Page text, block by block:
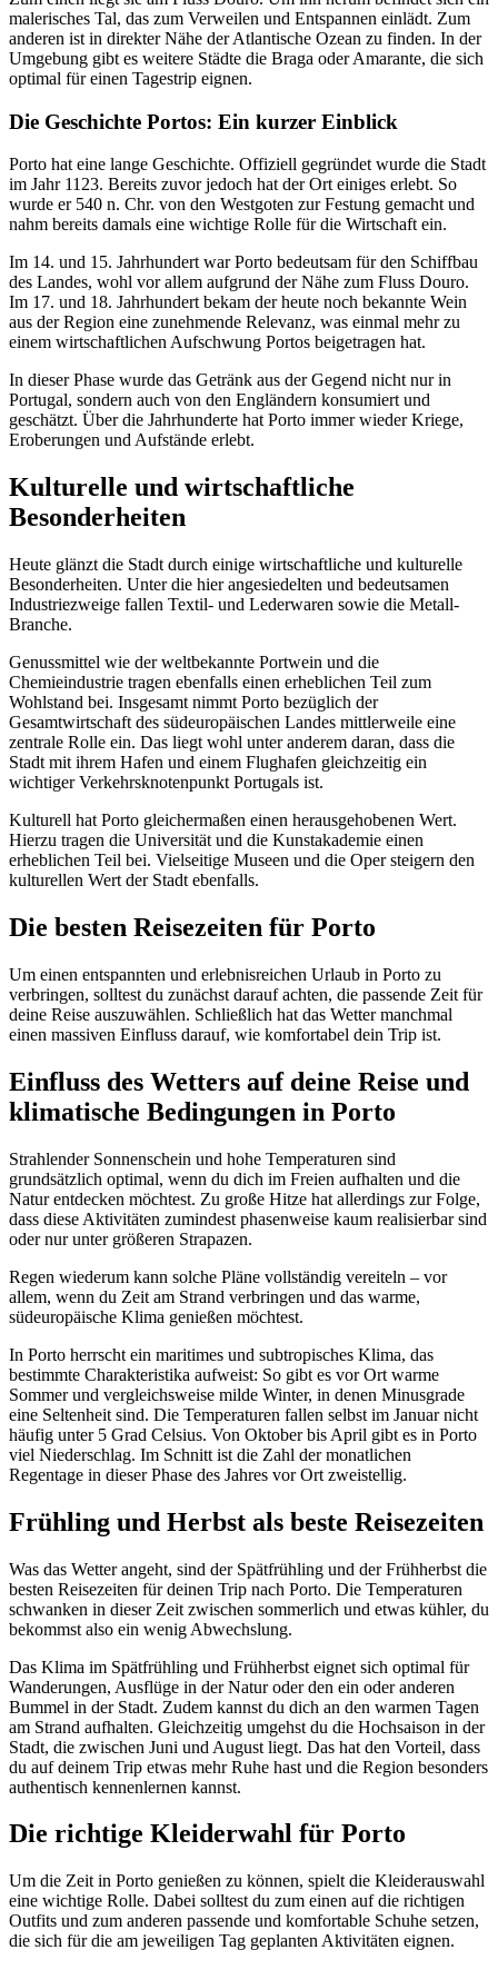
malerisches Tal, das zum Verweilen und Entspannen einlädt. Zum
anderen ist in direkter Nähe der Atlantische Ozean zu finden. In der
Umgebung gibt es weitere Städte die Braga oder Amarante, die sich
optimal für einen Tagestrip eignen.
Die Geschichte Portos: Ein kurzer Einblick
Porto hat eine lange Geschichte. Offiziell gegründet wurde die Stadt
im Jahr 1123. Bereits zuvor jedoch hat der Ort einiges erlebt. So
wurde er 540 n. Chr. von den Westgoten zur Festung gemacht und
nahm bereits damals eine wichtige Rolle für die Wirtschaft ein.
Im 14. und 15. Jahrhundert war Porto bedeutsam für den Schiffbau
des Landes, wohl vor allem aufgrund der Nähe zum Fluss Douro.
Im 17. und 18. Jahrhundert bekam der heute noch bekannte Wein
aus der Region eine zunehmende Relevanz, was einmal mehr zu
einem wirtschaftlichen Aufschwung Portos beigetragen hat.
In dieser Phase wurde das Getränk aus der Gegend nicht nur in
Portugal, sondern auch von den Engländern konsumiert und
geschätzt. Über die Jahrhunderte hat Porto immer wieder Kriege,
Eroberungen und Aufstände erlebt.
Kulturelle und wirtschaftliche
Besonderheiten
Heute glänzt die Stadt durch einige wirtschaftliche und kulturelle
Besonderheiten. Unter die hier angesiedelten und bedeutsamen
Industriezweige fallen Textil- und Lederwaren sowie die Metall-
Branche.
Genussmittel wie der weltbekannte Portwein und die
Chemieindustrie tragen ebenfalls einen erheblichen Teil zum
Wohlstand bei. Insgesamt nimmt Porto bezüglich der
Gesamtwirtschaft des südeuropäischen Landes mittlerweile eine
zentrale Rolle ein. Das liegt wohl unter anderem daran, dass die
Stadt mit ihrem Hafen und einem Flughafen gleichzeitig ein
wichtiger Verkehrsknotenpunkt Portugals ist.
Kulturell hat Porto gleichermaßen einen herausgehobenen Wert.
Hierzu tragen die Universität und die Kunstakademie einen
erheblichen Teil bei. Vielseitige Museen und die Oper steigern den
kulturellen Wert der Stadt ebenfalls.
Die besten Reisezeiten für Porto
Um einen entspannten und erlebnisreichen Urlaub in Porto zu
verbringen, solltest du zunächst darauf achten, die passende Zeit für
deine Reise auszuwählen. Schließlich hat das Wetter manchmal
einen massiven Einfluss darauf, wie komfortabel dein Trip ist.
Einfluss des Wetters auf deine Reise und
klimatische Bedingungen in Porto
Strahlender Sonnenschein und hohe Temperaturen sind
grundsätzlich optimal, wenn du dich im Freien aufhalten und die
Natur entdecken möchtest. Zu große Hitze hat allerdings zur Folge,
dass diese Aktivitäten zumindest phasenweise kaum realisierbar sind
oder nur unter größeren Strapazen.
Regen wiederum kann solche Pläne vollständig vereiteln – vor
allem, wenn du Zeit am Strand verbringen und das warme,
südeuropäische Klima genießen möchtest.
In Porto herrscht ein maritimes und subtropisches Klima, das
bestimmte Charakteristika aufweist: So gibt es vor Ort warme
Sommer und vergleichsweise milde Winter, in denen Minusgrade
eine Seltenheit sind. Die Temperaturen fallen selbst im Januar nicht
häufig unter 5 Grad Celsius. Von Oktober bis April gibt es in Porto
viel Niederschlag. Im Schnitt ist die Zahl der monatlichen
Regentage in dieser Phase des Jahres vor Ort zweistellig.
Frühling und Herbst als beste Reisezeiten
Was das Wetter angeht, sind der Spätfrühling und der Frühherbst die
besten Reisezeiten für deinen Trip nach Porto. Die Temperaturen
schwanken in dieser Zeit zwischen sommerlich und etwas kühler, du
bekommst also ein wenig Abwechslung.
Das Klima im Spätfrühling und Frühherbst eignet sich optimal für
Wanderungen, Ausflüge in der Natur oder den ein oder anderen
Bummel in der Stadt. Zudem kannst du dich an den warmen Tagen
am Strand aufhalten. Gleichzeitig umgehst du die Hochsaison in der
Stadt, die zwischen Juni und August liegt. Das hat den Vorteil, dass
du auf deinem Trip etwas mehr Ruhe hast und die Region besonders
authentisch kennenlernen kannst.
Die richtige Kleiderwahl für Porto
Um die Zeit in Porto genießen zu können, spielt die Kleiderauswahl
eine wichtige Rolle. Dabei solltest du zum einen auf die richtigen
Outfits und zum anderen passende und komfortable Schuhe setzen,
die sich für die am jeweiligen Tag geplanten Aktivitäten eignen.